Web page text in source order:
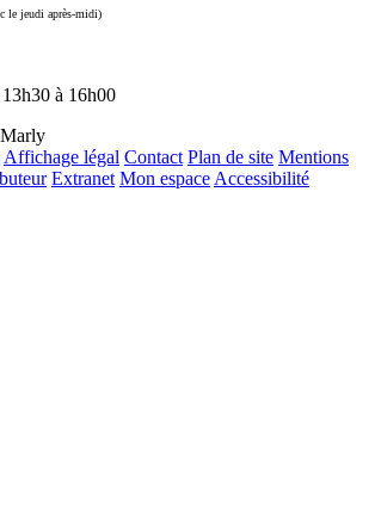
le jeudi après-midi)
à 16h00
Affichage légal Contact Plan de site Mentions
Extranet Mon espace Accessibilité